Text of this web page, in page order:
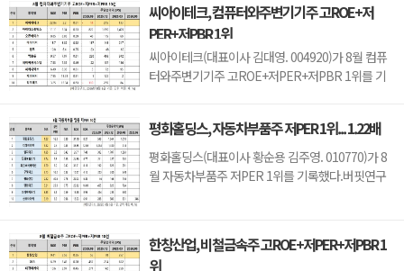
씨아이테크, 컴퓨터와주변기기주 고ROE+저
PER+저PBR 1위
씨아이테크(대표이사 김대영. 004920)가 8월 컴퓨
터와주변기기주 고ROE+저PER+저PBR 1위를 기
차지했으며, 아이디스홀딩스(054800), 오픈베이스
(049480), 아이디피(332370)가 뒤를 이었다.씨아이
테크는 지난 1분기 매출액 66억원, 영업손실 15억원
평화홀딩스, 자동차부품주 저PER 1위... 1.22배
평화홀딩스(대표이사 황순용 김주영. 010770)가 8
월 자동차부품주 저PER 1위를 기록했다.버핏연구
리티(018500)(1.74)가 뒤를 이었다.평화홀딩스는 1
한창산업, 비철금속주 고ROE+저PER+저PBR 1
위